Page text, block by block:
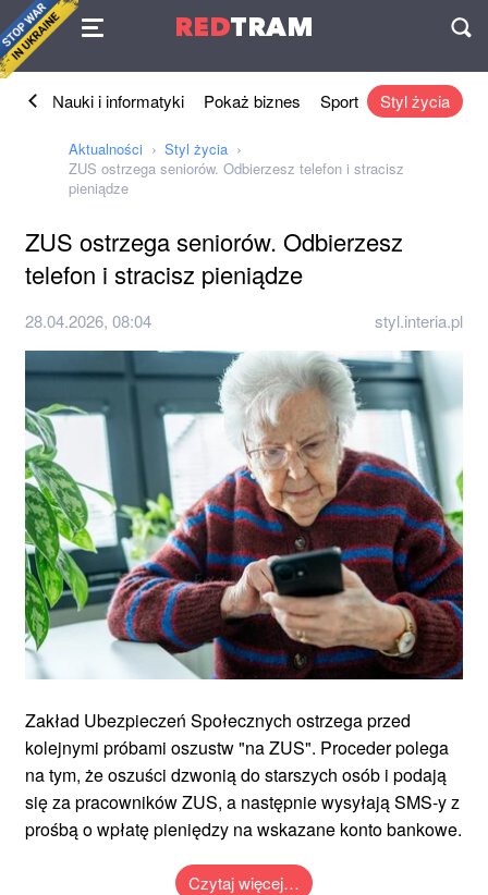
REDTRAM
Umowa
Nauki i informatyki Pokaż biznes Sport Styl życia
Aktualności
Styl życia
ZUS ostrzega seniorów. Odbierzesz telefon i stracisz
pieniądze
ZUS ostrzega seniorów. Odbierzesz
telefon i stracisz pieniądze
28.04.2026, 08:04 styl.interia.pl
Zakład Ubezpieczeń Społecznych ostrzega przed
kolejnymi próbami oszustw "na ZUS". Proceder polega
na tym, że oszuści dzwonią do starszych osób i podają
się za pracowników ZUS, a następnie wysyłają SMS-y z
prośbą o wpłatę pieniędzy na wskazane konto bankowe.
Czytaj więcej…